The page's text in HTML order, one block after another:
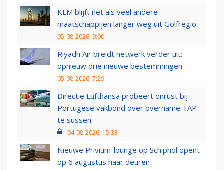
KLM blijft net als veel andere
maatschappijen langer weg uit Golfregio
05-08-2026, 9:00
Riyadh Air breidt netwerk verder uit:
opnieuw drie nieuwe bestemmingen
05-08-2026, 7:29
Directie Lufthansa probeert onrust bij
Portugese vakbond over overname TAP
te sussen
04-08-2026, 15:33
Nieuwe Privium-lounge op Schiphol opent
op 6 augustus haar deuren